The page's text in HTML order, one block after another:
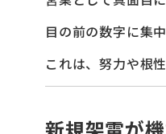
目の前の数字に集
これは、努力や根